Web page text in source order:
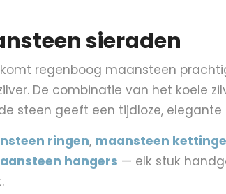
sieraden
regenboog maansteen
De combinatie van het koele
steen geeft een tijdloze, elegante
ringen, maansteen
hangers — elk stuk